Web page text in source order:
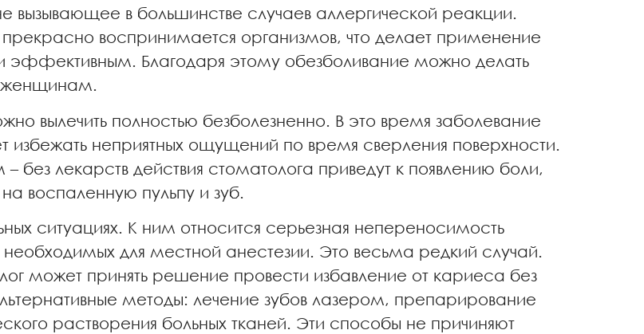
в большинстве случаев аллергической реакции.
прекрасно воспринимается организмов, что делает применение
эффективным. Благодаря этому обезболивание можно делать
женщинам.
вылечить полностью безболезненно. В это время заболевание
избежать неприятных ощущений по время сверления поверхности.
без лекарств действия стоматолога приведут к появлению боли,
воспаленную пульпу и зуб.
ситуациях. К ним относится серьезная непереносимость
для местной анестезии. Это весьма редкий случай.
может принять решение провести избавление от кариеса без
методы: лечение зубов лазером, препарирование
растворения больных тканей. Эти способы не причиняют